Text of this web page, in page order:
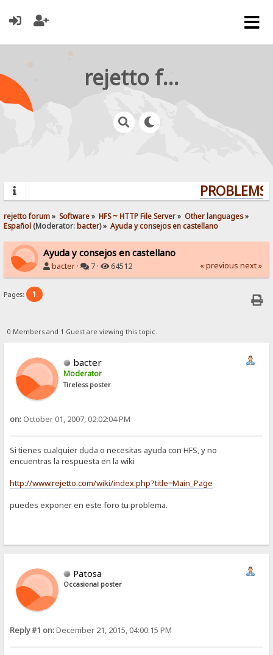
rejetto forum
rejetto forum» Software» HFS ~ HTTP File Server» Other languages»
Español (Moderator: bacter) » Ayuda y consejos en castellano
Ayuda y consejos en castellano
bacter · 7 · 64512 « previous next »
Pages: 1
0 Members and 1 Guest are viewing this topic.
bacter
Moderator
Tireless poster
on: October 01, 2007, 02:02:04 PM
Si tienes cualquier duda o necesitas ayuda con HFS, y no
encuentras la respuesta en la wiki
http://www.rejetto.com/wiki/index.php?title=Main_Page
puedes exponer en este foro tu problema.
Patosa
Occasional poster
Reply #1 on:December 21, 2015, 04:00:15 PM